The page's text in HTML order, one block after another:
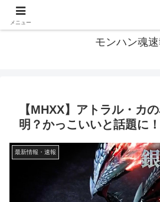
モンハン魂速
【MHXX】アトラル・カ
明？かっこいいと話題に！
最新情報・速報
メニュー